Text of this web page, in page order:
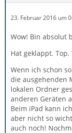
23. Februar 2016 um
Wow! Bin absolut
Hat geklappt. Top.
Wenn ich schon
die ausgehenden
lokalen Ordner
anderen Geräten
Beim iPad kann
aber nicht so
auch noch!